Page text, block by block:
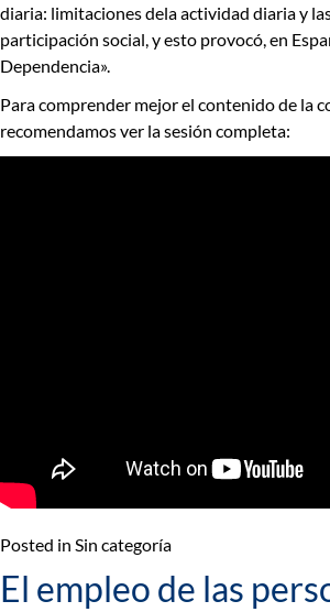
diaria: limitaciones dela actividad diaria y
participación social, y esto provocó, en
Dependencia».
Para comprender mejor el contenido de la
recomendamos ver la sesión completa:
Posted in Sin categoría
El empleo de las